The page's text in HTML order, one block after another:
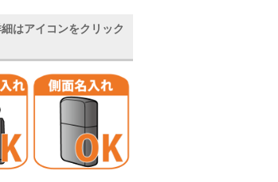
はアイコンをクリック